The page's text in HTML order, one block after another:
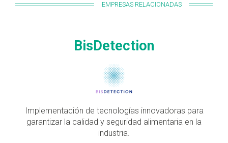
EMPRESAS RELACIONADAS
BisDetection
Implementación de tecnologías innovadoras para
garantizar la calidad y seguridad alimentaria en la
industria.